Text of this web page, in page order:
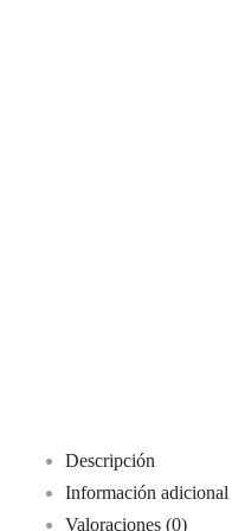
Descripción
Información adicional
Valoraciones (0)